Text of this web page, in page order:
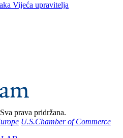
Vijeća upravitelja
Sva prava pridržana.
U.S.Chamber of Commerce